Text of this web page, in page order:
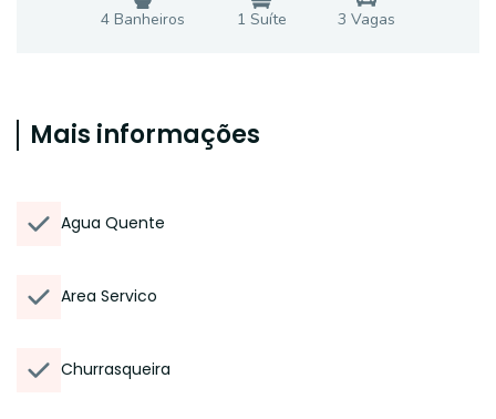
4 Banheiros 1 Suíte 3 Vagas
Mais informações
Agua Quente
Area Servico
Churrasqueira